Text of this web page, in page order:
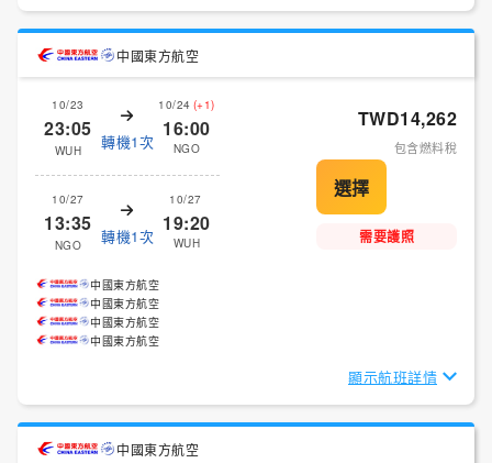
中國東方航空
10/23
23:05
WUH 轉機1次
10/24 (+1)
16:00
NGO
10/27
13:35
NGO 轉機1次
10/27
19:20
WUH
TWD14,262
包含燃料稅
需要護照
中國東方航空
中國東方航空
中國東方航空
中國東方航空
顯示航班詳情
中國東方航空